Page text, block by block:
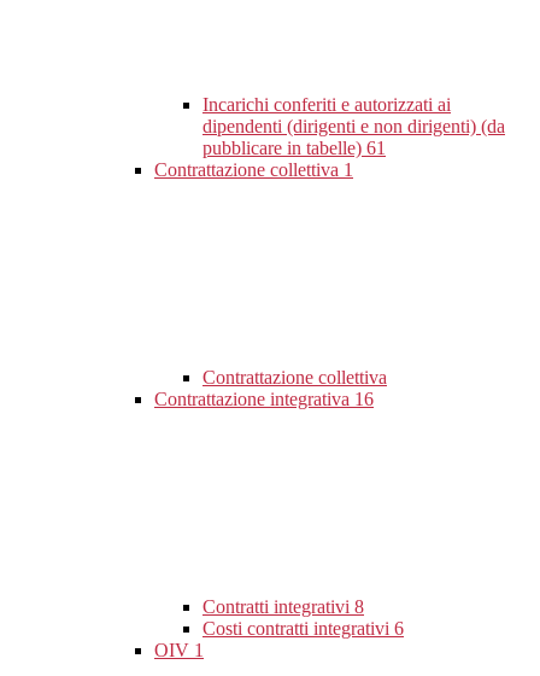
Incarichi conferiti e autorizzati ai
dipendenti (dirigenti e non dirigenti) (da
pubblicare in tabelle) 61
Contrattazione collettiva 1
Contrattazione collettiva
Contrattazione integrativa 16
Contratti integrativi 8
Costi contratti integrativi 6
OIV 1